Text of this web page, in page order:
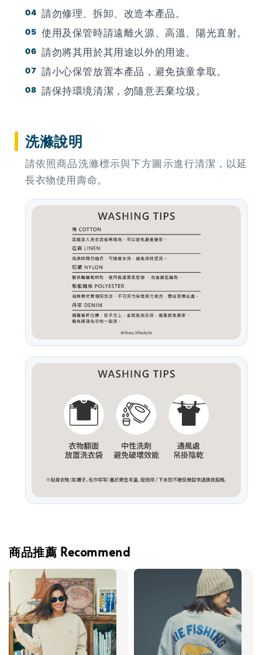
請勿修理、拆卸、改造本產品。
使用及保管時請遠離火源、高溫、陽光直射。
請勿將其用於其用途以外的用途。
請小心保管放置本產品，避免孩童拿取。
請保持環境清潔，勿隨意丟棄垃圾。
洗滌說明
請依照商品洗滌標示與下方圖示進行清潔，以延
長衣物使用壽命。
商品推薦 Recommend